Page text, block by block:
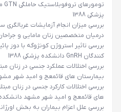
تومورهای تروفوبلاستیک حاملگی GTN
پزشکی 1388
بررسی میزان انجام آزمایشات
درمیان متخصصین زنان مامایی و جراحان
بررسی تاثیر استروژن کونژوگه با دوز
کنندگان GnRH دانشکده پزشکی 1388
بررسی اختلالات عملکرد جنسی در زنان
بیمارستان های قائمعج و امید شهر مشهد
بررسی اختلالات کارکرد جنسی در زنان
های قائمعج و امید شهر مشهد دانشکده
بررسی علل اعزام بیماران به بخش